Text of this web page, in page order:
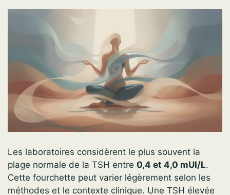
Les laboratoires considèrent le plus souvent la
plage normale de la TSH entre 0,4 et 4,0 mUI/L.
Cette fourchette peut varier légèrement selon les
méthodes et le contexte clinique. Une TSH élevée